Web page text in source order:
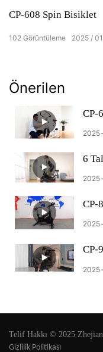
CP-608 Spin Bisiklet
2025 01
102 Görüntüleme
Önerilen
CP-
2025
6
2025
CP-
2025
CP-
2025
Telif Hakkı © 2025
Gizlilik Politikası